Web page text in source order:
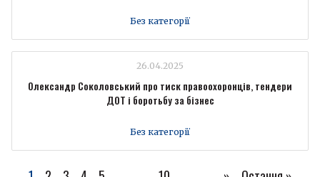
Без категорії
26.04.2025
Олександр Соколовський про тиск правоохоронців, тендери
ДОТ і боротьбу за бізнес
Без категорії